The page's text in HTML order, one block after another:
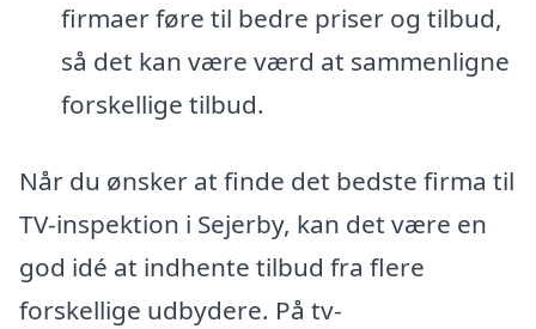
firmaer føre til bedre priser og tilbud,
så det kan være værd at sammenligne
forskellige tilbud.
Når du ønsker at finde det bedste firma til
TV-inspektion i Sejerby, kan det være en
god idé at indhente tilbud fra flere
forskellige udbydere. På tv-